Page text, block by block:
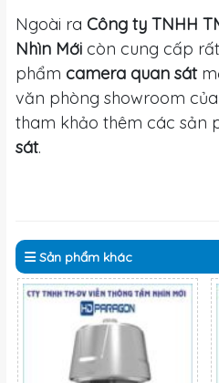
Ngoài ra Công ty TNHH
Nhìn Mới còn cung cấp
phẩm camera quan sát
văn phòng showroom
tham khảo thêm các sản
sát.
Sản phẩm khác